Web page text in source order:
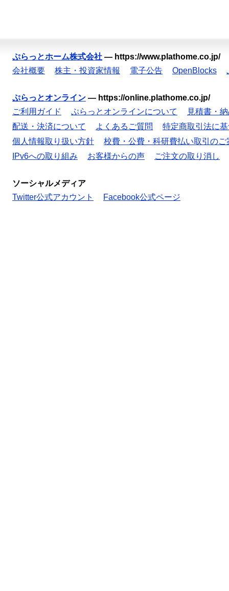
ぷらっとホーム株式会社 — https://www.plathome.co.jp/
会社概要
株主・投資家情報 電子公告 OpenBlocks
ぷらっとオンライン — https://online.plathome.co.jp/
ご利用ガイド
ぷらっとオンラインについて
見積書・
配送・決済について
よくあるご質問
特定商取引法に
個人情報取り扱い方針
校費・公費・科研費払い取引のご
IPv6への取り組み
お客様からの声 ご注文の取り消し
ソーシャルメディア
Twitter公式アカウント
Facebook公式ページ